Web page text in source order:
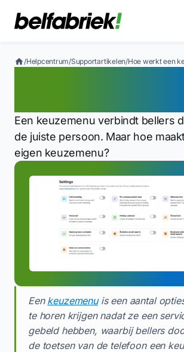
/Helpcentrum/Supportartikelen/Hoe werkt een
Een keuzemenu verbindt bellers
de juiste persoon. Maar hoe
eigen keuzemenu?
Een keuzemenuis een aantal
te horen krijgen nadat ze een
gebeld hebben, waarbij bellers
de toetsen van de telefoon een